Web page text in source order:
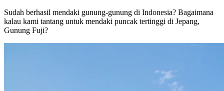
Sudah berhasil mendaki gunung-gunung di Indonesia? Bagaimana
kalau kami tantang untuk mendaki puncak tertinggi di Jepang,
Gunung Fuji?